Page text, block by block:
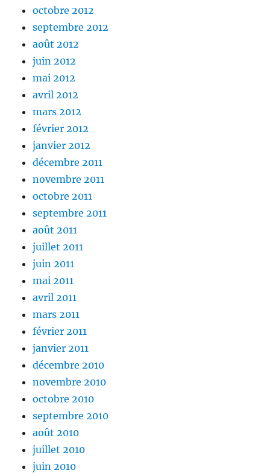
octobre 2012
septembre 2012
août 2012
juin 2012
mai 2012
avril 2012
mars 2012
février 2012
janvier 2012
décembre 2011
novembre 2011
octobre 2011
septembre 2011
août 2011
juillet 2011
juin 2011
mai 2011
avril 2011
mars 2011
février 2011
janvier 2011
décembre 2010
novembre 2010
octobre 2010
septembre 2010
août 2010
juillet 2010
juin 2010